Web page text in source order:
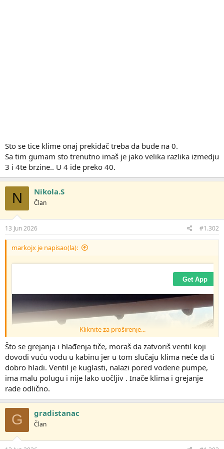
Sto se tice klime onaj prekidač treba da bude na 0.
Sa tim gumam sto trenutno imaš je jako velika razlika izmedju
3 i 4te brzine.. U 4 ide preko 40.
N Nikola.S
Član
13 Jun 2026 #1.302
markojx je napisao(la):
Kliknite za proširenje...
Što se grejanja i hlađenja tiče, moraš da zatvoriš ventil koji
dovodi vuću vodu u kabinu jer u tom slučaju klima neće da ti
dobro hladi. Ventil je kuglasti, nalazi pored vodene pumpe,
ima malu polugu i nije lako uočljiv . Inače klima i grejanje
rade odlično.
G gradistanac
Član